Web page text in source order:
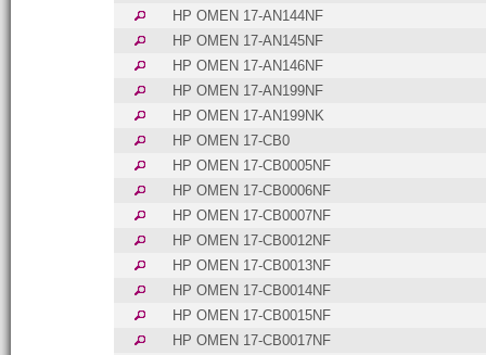
HP OMEN 17-AN144NF
HP OMEN 17-AN145NF
HP OMEN 17-AN146NF
HP OMEN 17-AN199NF
HP OMEN 17-AN199NK
HP OMEN 17-CB0
HP OMEN 17-CB0005NF
HP OMEN 17-CB0006NF
HP OMEN 17-CB0007NF
HP OMEN 17-CB0012NF
HP OMEN 17-CB0013NF
HP OMEN 17-CB0014NF
HP OMEN 17-CB0015NF
HP OMEN 17-CB0017NF